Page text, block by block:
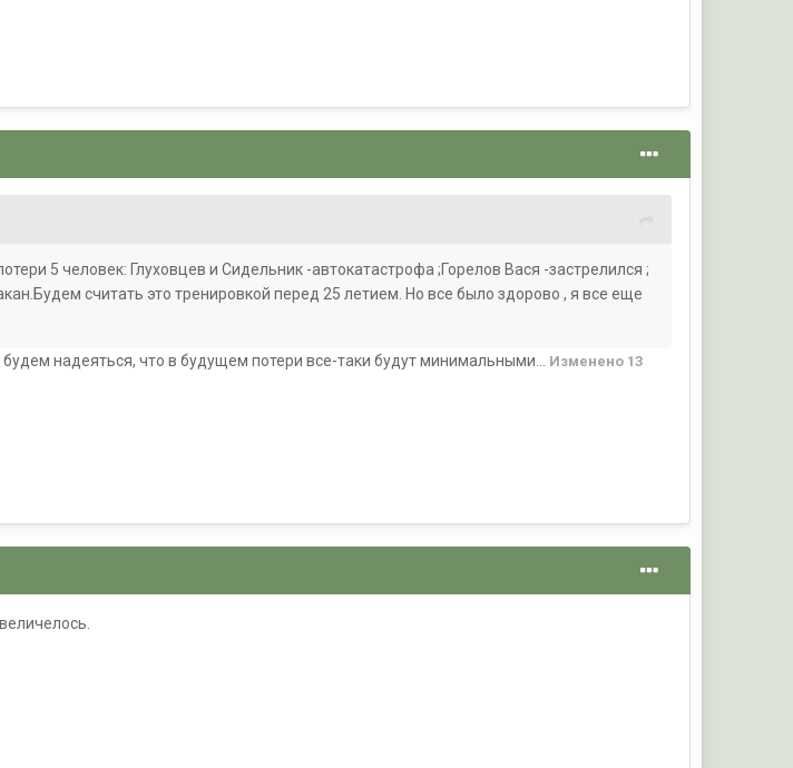
5 человек: Глуховцев и Сидельник -автокатастрофа ;Горелов Вася -застрелился ;
считать это тренировкой перед 25 летием. Но все было здорово , я все еще
будем надеяться, что в будущем потери все-таки будут минимальными... Изменено 13